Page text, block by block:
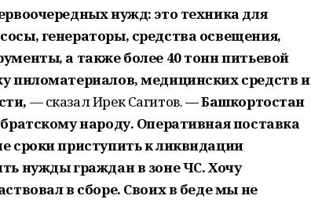
нужд: это техника для
генераторы, средства освещения,
а также более 40 тонн питьевой
пиломатериалов, медицинских средств и
— сказал Ирек Сагитов.— Башкортостан
народу. Оперативная поставка
сроки приступить к ликвидации
нужды граждан в зоне ЧС. Хочу
в сборе. Своих в беде мы не